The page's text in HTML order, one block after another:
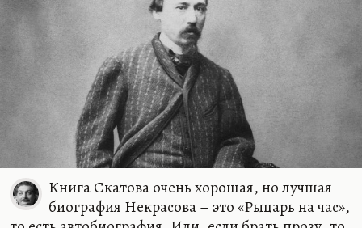
Гинзбург:
«Романтизм надо уничтожить»
. Да, что-
то, наверное, такое.
Книга Скатова очень хорошая, но лучшая
биография Некрасова – это «Рыцарь на час»,